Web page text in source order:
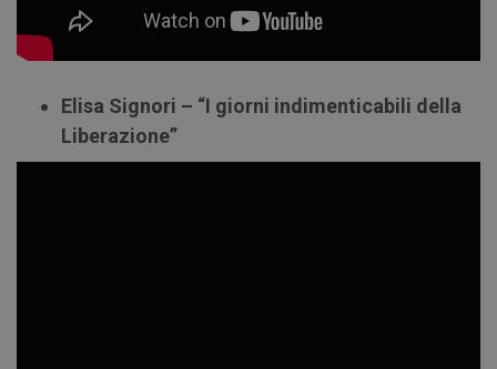
Elisa Signori – “I giorni indimenticabili della
Liberazione”